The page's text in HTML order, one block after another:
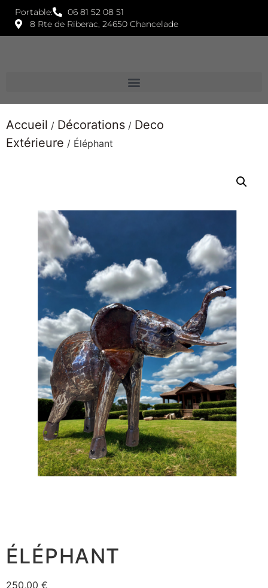
Portable:
06 81 52 08 51
8 Rte de Riberac, 24650 Chancelade
Accueil / Décorations / Deco
Extérieure / Éléphant
ÉLÉPHANT
250,00 €